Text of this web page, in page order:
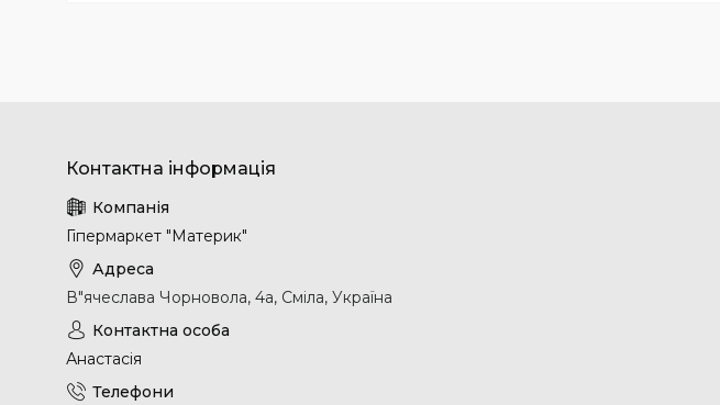
Гіпермаркет "Материк"
В"ячеслава Чорновола, 4а, Сміла, Україна
Анастасія